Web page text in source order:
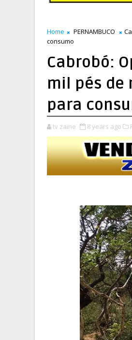
Home PERNAMBUCO
consumo
Cabrobó:
mil pés de
para
tv zaine 8 years ago